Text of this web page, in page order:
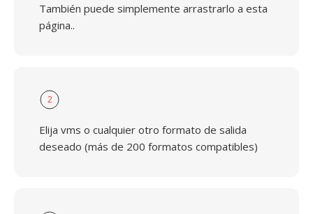
También puede simplemente arrastrarlo a esta
página..
2
Elija vms o cualquier otro formato de salida
deseado (más de 200 formatos compatibles)